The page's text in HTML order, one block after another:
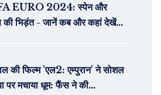
EURO 2024: स्पेन और
की भिड़ंत - जानें कब और कहां देखें
की फिल्म 'एल2: एम्पुरान' ने सोशल
पर मचाया धूम: फैंस ने की